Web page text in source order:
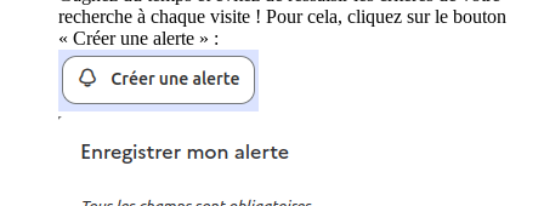
recherche à chaque visite ! Pour cela, cliquez sur le bouton
« Créer une alerte » :